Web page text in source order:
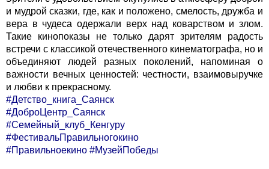
и мудрой сказки, где, как и положено, смелость, дружба и
вера в чудеса одержали верх над коварством и злом.
Такие кинопоказы не только дарят зрителям радость
встречи с классикой отечественного кинематографа, но и
объединяют людей разных поколений, напоминая о
важности вечных ценностей: честности, взаимовыручке
и любви к прекрасному.
#Детство_книга_Саянск
#ДоброЦентр_Саянск
#Семейный_клуб_Кенгуру
#ФестивальПравильногокино
#Правильноекино #МузейПобеды